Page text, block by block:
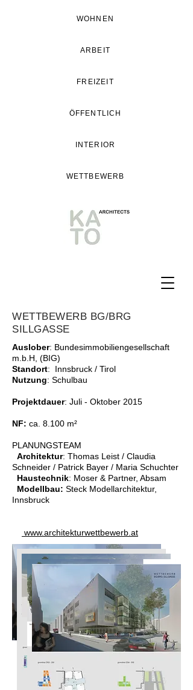
WOHNEN
ARBEIT
FREIZEIT
ÖFFENTLICH
INTERIOR
WETTBEWERB
WETTBEWERB BG/BRG
SILLGASSE
Auslober: Bundesimmobiliengesellschaft
m.b.H, (BIG)
Standort: Innsbruck / Tirol
Nutzung: Schulbau
Projektdauer: Juli - Oktober 2015
NF: ca. 8.100 m²
PLANUNGSTEAM
Architektur: Thomas Leist / Claudia
Schneider / Patrick Bayer / Maria Schuchter
Haustechnik: Moser & Partner, Absam
Modellbau: Steck Modellarchitektur,
Innsbruck
www.architekturwettbewerb.at